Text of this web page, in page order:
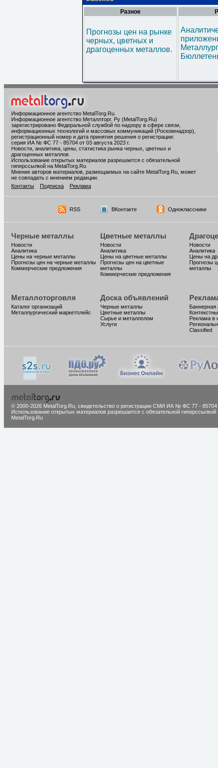
Разное
Прогнозы цен на рынке
черных, цветных и
драгоценных металлов.
Информационное агентство MetalTorg.Ru
Информационное агентство Металлторг. Ру (MetalTorg.Ru)
зарегистрировано Федеральной службой по надзору в сфере связи,
информационных технологий и массовых коммуникаций (Роскомнадзор),
регистрационный номер и дата принятия решения о регистрации:
серия ИА № ФС 77 - 85704 от 03 августа 2023 г.
Новости, аналитика, цены, статистика рынка черных, цветных и
драгоценных металлов.
Использование открытых материалов разрешается с обязательной
гиперссылкой на MetalTorg.Ru
Мнение авторов материалов, размещаемых на сайте MetalTorg.Ru, может
не совпадать с мнением редакции.
Контакты
Подписка Реклама
RSS ВКонтакте Одноклассники
Черные металлы
Новости
Аналитика
Цены на черные металлы
Прогнозы цен на черные металлы
Коммерческие предложения
Цветные металлы
Новости
Аналитика
Цены на цветные металлы
Прогнозы цен на цветные
металлы
Коммерческие предложения
Новости
Аналитика
Цены на
Прогнозы
металлы
Металлоторговля
Каталог организаций
Металлургический маркетплейс
Доска объявлений
Черные металлы
Цветные металлы
Сырье и металлолом
Услуги
Баннерная
Реклама в
Classified
© 2000-2026 MetalTorg.Ru, cвидетельство о регистрации СМИ ИА № ФС 77 - 85704
Использование открытых материалов разрешается с обязательной гиперссылкой
MetalTorg.Ru